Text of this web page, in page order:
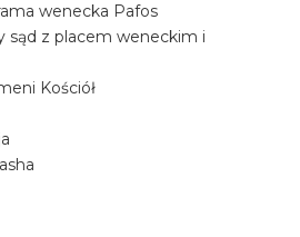
wenecka Pafos
sąd z placem weneckim i
Kościół